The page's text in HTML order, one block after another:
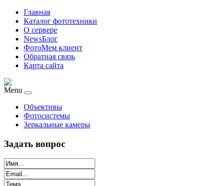
Главная
Каталог фототехники
О сервере
NewsБлог
ФотоМем клиент
Обратная связь
Карта сайта
Menu
Объективы
Фотосистемы
Зеркальные камеры
Задать вопрос